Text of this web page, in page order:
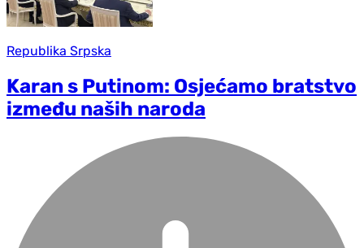
Republika Srpska
Karan s Putinom: Osjećamo bratstvo
između naših naroda